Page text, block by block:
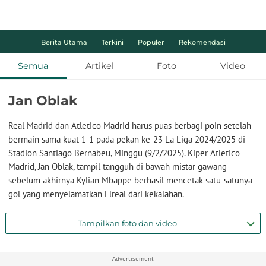
Berita Utama Terkini Populer Rekomendasi
Semua Artikel Foto Video
Jan Oblak
Real Madrid dan Atletico Madrid harus puas berbagi poin setelah
bermain sama kuat 1-1 pada pekan ke-23 La Liga 2024/2025 di
Stadion Santiago Bernabeu, Minggu (9/2/2025). Kiper Atletico
Madrid, Jan Oblak, tampil tangguh di bawah mistar gawang
sebelum akhirnya Kylian Mbappe berhasil mencetak satu-satunya
gol yang menyelamatkan Elreal dari kekalahan.
Tampilkan foto dan video
Advertisement